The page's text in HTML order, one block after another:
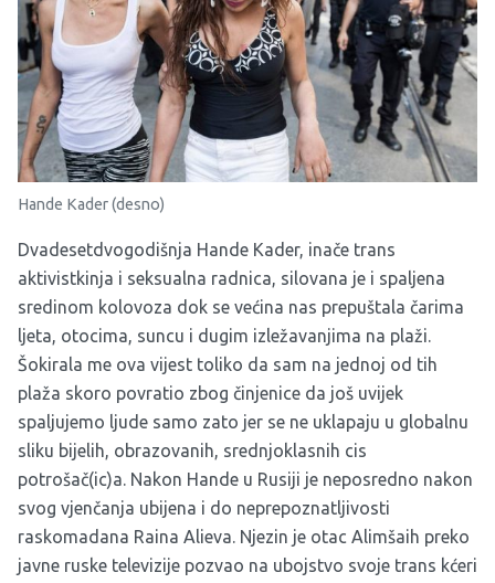
Hande Kader (desno)
Dvadesetdvogodišnja Hande Kader, inače trans
aktivistkinja i seksualna radnica, silovana je i spaljena
sredinom kolovoza dok se većina nas prepuštala čarima
ljeta, otocima, suncu i dugim izležavanjima na plaži.
Šokirala me ova vijest toliko da sam na jednoj od tih
plaža skoro povratio zbog činjenice da još uvijek
spaljujemo ljude samo zato jer se ne uklapaju u globalnu
sliku bijelih, obrazovanih, srednjoklasnih cis
potrošač(ic)a. Nakon Hande u Rusiji je neposredno nakon
svog vjenčanja ubijena i do neprepoznatljivosti
raskomadana Raina Alieva. Njezin je otac Alimšaih preko
javne ruske televizije pozvao na ubojstvo svoje trans kćeri